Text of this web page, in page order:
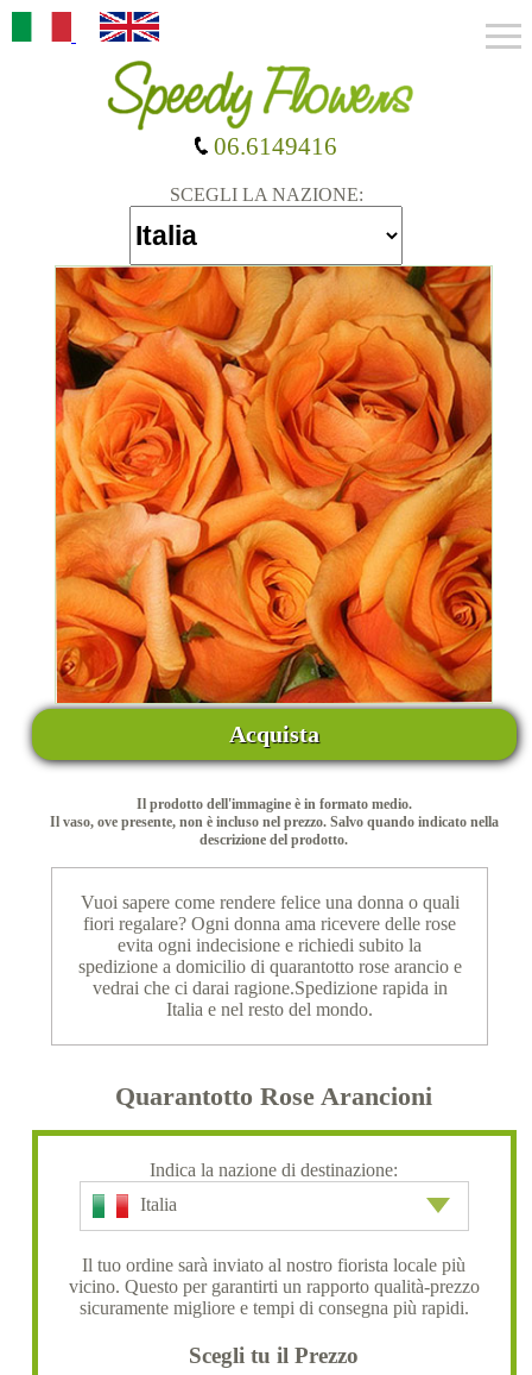
SCEGLI LA NAZIONE:
06.6149416
Acquista
Il prodotto dell'immagine è in formato medio.
Il vaso, ove presente, non è incluso nel prezzo. Salvo quando indicato nella
descrizione del prodotto.
Vuoi sapere come rendere felice una donna o quali
fiori regalare? Ogni donna ama ricevere delle rose
evita ogni indecisione e richiedi subito la
spedizione a domicilio di quarantotto rose arancio e
vedrai che ci darai ragione.Spedizione rapida in
Italia e nel resto del mondo.
Quarantotto Rose Arancioni
Indica la nazione di destinazione:
Italia
Il tuo ordine sarà inviato al nostro fiorista locale più
vicino. Questo per garantirti un rapporto qualità-prezzo
sicuramente migliore e tempi di consegna più rapidi.
Scegli tu il Prezzo